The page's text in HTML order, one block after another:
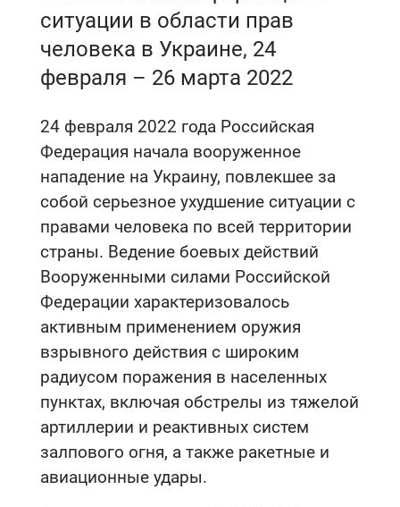
ситуации в области прав
человека в Украине, 24
февраля – 26 марта 2022
24 февраля 2022 года Российская
Федерация начала вооруженное
нападение на Украину, повлекшее за
собой серьезное ухудшение ситуации с
правами человека по всей территории
страны. Ведение боевых действий
Вооруженными силами Российской
Федерации характеризовалось
активным применением оружия
взрывного действия с широким
радиусом поражения в населенных
пунктах, включая обстрелы из тяжелой
артиллерии и реактивных систем
залпового огня, а также ракетные и
авиационные удары.